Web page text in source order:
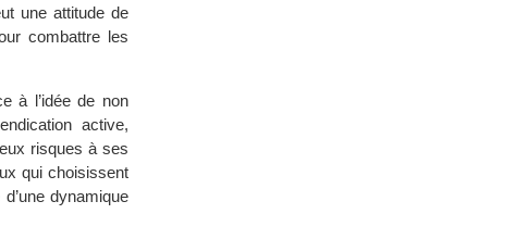
une attitude de
combattre les
à l’idée de non
active,
risques à ses
qui choisissent
dynamique